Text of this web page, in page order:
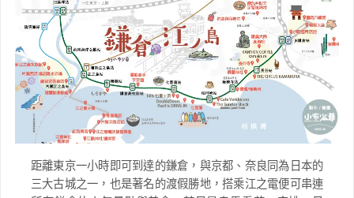
距離東京一小時即可到達的鎌倉，與京都、奈良同為日本的
三大古城之一，也是著名的渡假勝地，搭乘江之電便可串連